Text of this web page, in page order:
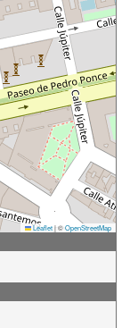
Leaflet|©OpenStreetMap